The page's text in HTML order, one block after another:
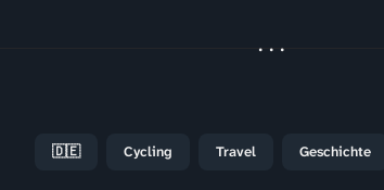
🇩🇪 Cycling Travel Geschichte